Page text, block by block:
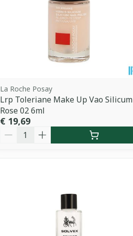
La Roche Posay
Lrp Toleriane Make Up Vao Silicum
Rose 02 6ml
€ 19,69
Aantal